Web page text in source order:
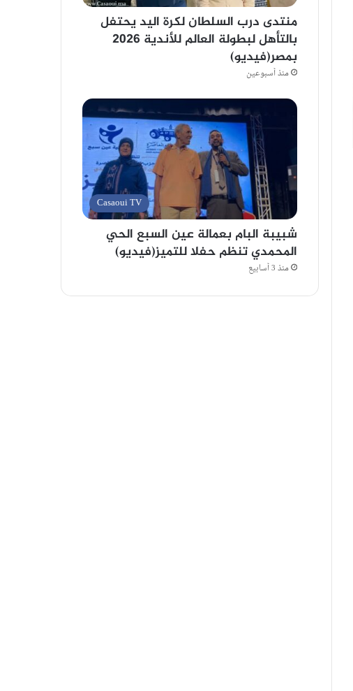
منتدى درب السلطان لكرة اليد يحتفل
بالتأهل لبطولة العالم للأندية 2026
بمصر(فيديو)
منذ أسبوعين
Casaoui TV
شبيبة البام بعمالة عين السبع الحي
المحمدي تنظم حفلا للتميز(فيديو)
منذ 3 أسابيع